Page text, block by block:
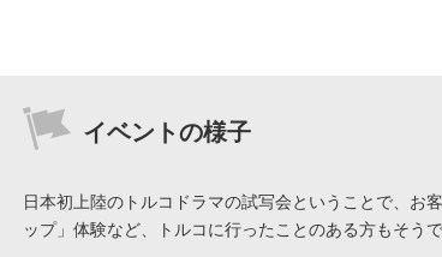
イベントの様子
日本初上陸のトルコドラマの試写会ということで、お
ップ」体験など、トルコに行ったことのある方もそう